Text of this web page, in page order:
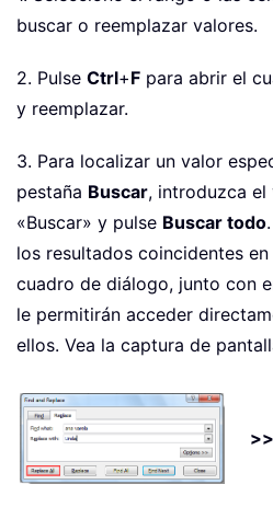
buscar o reemplazar valores.
2. Pulse Ctrl+F para abrir el
y reemplazar.
3. Para localizar un valor
pestaña Buscar, introduzca el
«Buscar» y pulse Buscar todo
los resultados coincidentes
cuadro de diálogo, junto con
le permitirán acceder
ellos. Vea la captura de